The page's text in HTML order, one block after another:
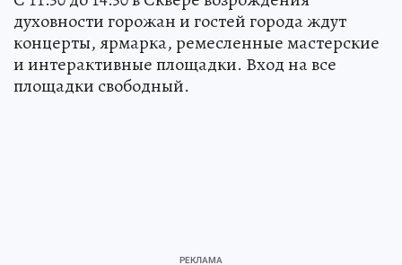
духовности горожан и гостей города ждут
концерты, ярмарка, ремесленные мастерские
и интерактивные площадки. Вход на все
площадки свободный.